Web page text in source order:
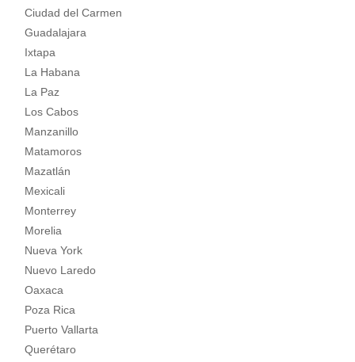
Ciudad del Carmen
Guadalajara
Ixtapa
La Habana
La Paz
Los Cabos
Manzanillo
Matamoros
Mazatlán
Mexicali
Monterrey
Morelia
Nueva York
Nuevo Laredo
Oaxaca
Poza Rica
Puerto Vallarta
Querétaro